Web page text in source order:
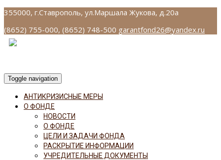
355000, г.Ставрополь, ул.Маршала Жукова, д.20а
(8652) 755-000, (8652) 748-500 garantfond26@yandex.ru
Toggle navigation
АНТИКРИЗИСНЫЕ МЕРЫ
О ФОНДЕ
НОВОСТИ
О ФОНДЕ
ЦЕЛИ И ЗАДАЧИ ФОНДА
РАСКРЫТИЕ ИНФОРМАЦИИ
УЧРЕДИТЕЛЬНЫЕ ДОКУМЕНТЫ